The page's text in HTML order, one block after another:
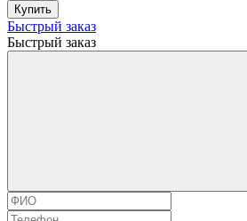
Купить
Быстрый заказ
Быстрый заказ